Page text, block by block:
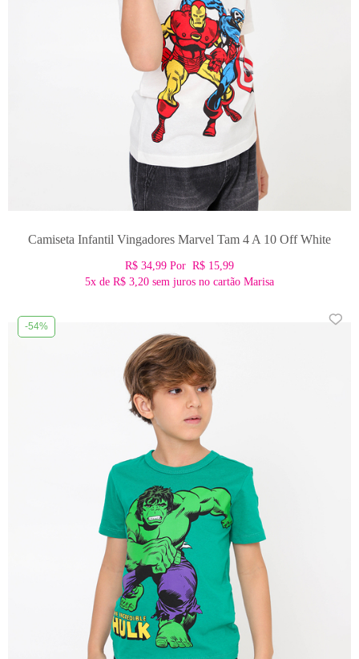
Camiseta Infantil Vingadores Marvel Tam 4 A 10 Off White
R$ 34,99 Por R$ 15,99
5x de R$ 3,20 sem juros no cartão Marisa
-54%